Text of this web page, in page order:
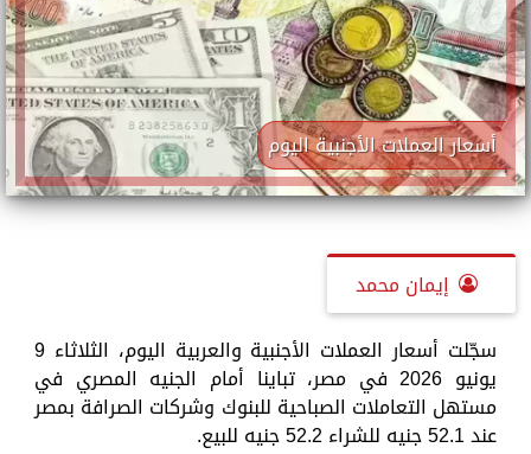
أسعار العملات الأجنبية اليوم
إيمان محمد
سجّلت أسعار العملات الأجنبية والعربية اليوم، الثلاثاء 9
يونيو 2026 في مصر، تباينا أمام الجنيه المصري في
مستهل التعاملات الصباحية للبنوك وشركات الصرافة بمصر
عند 52.1 جنيه للشراء 52.2 جنيه للبيع.